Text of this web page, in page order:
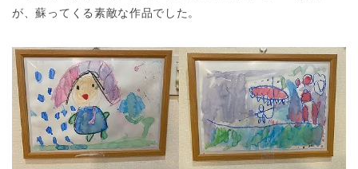
が、蘇ってくる素敵な作品でした。